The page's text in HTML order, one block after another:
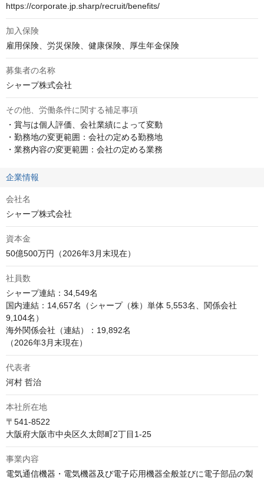
https://corporate.jp.sharp/recruit/benefits/
加入保険
雇用保険、労災保険、健康保険、厚生年金保険
募集者の名称
シャープ株式会社
その他、労働条件に関する補足事項
・賞与は個人評価、会社業績によって変動
・勤務地の変更範囲：会社の定める勤務地
・業務内容の変更範囲：会社の定める業務
企業情報
会社名
シャープ株式会社
資本金
50億500万円（2026年3月末現在）
社員数
シャープ連結：34,549名
国内連結：14,657名（シャープ（株）単体 5,553名、関係会社
9,104名）
海外関係会社（連結）：19,892名
（2026年3月末現在）
代表者
河村 哲治
本社所在地
〒541-8522
大阪府大阪市中央区久太郎町2丁目1-25
事業内容
電気通信機器・電気機器及び電子応用機器全般並びに電子部品の製